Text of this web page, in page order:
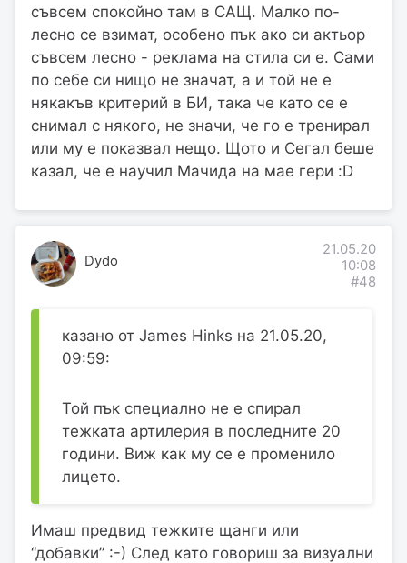
съвсем спокойно там в САЩ. Малко по-
лесно се взимат, особено пък ако си актьор
съвсем лесно - реклама на стила си е. Сами
по себе си нищо не значат, а и той не е
някакъв критерий в БИ, така че като се е
снимал с някого, не значи, че го е тренирал
или му е показвал нещо. Щото и Сегал беше
казал, че е научил Мачида на мае гери :D
Dydo
21.05.20
10:08
#48
казано от James Hinks на 21.05.20,
09:59:
Той пък специално не е спирал
тежката артилерия в последните 20
години. Виж как му се е променило
лицето.
Имаш предвид тежките щанги или
“добавки” :-) След като говориш за визуални